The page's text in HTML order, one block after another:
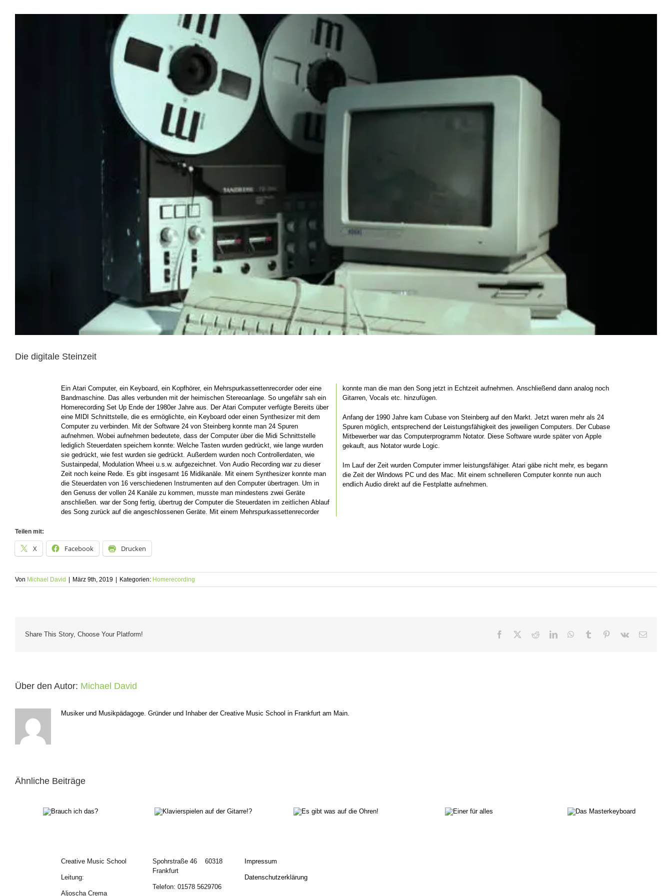
Die digitale Steinzeit
Ein Atari Computer, ein Keyboard, ein Kopfhörer, ein Mehrspurkassettenrecorder oder eine
Bandmaschine. Das alles verbunden mit der heimischen Stereoanlage. So ungefähr sah ein
Homerecording Set Up Ende der 1980er Jahre aus. Der Atari Computer verfügte Bereits über
eine MIDI Schnittstelle, die es ermöglichte, ein Keyboard oder einen Synthesizer mit dem
Computer zu verbinden. Mit der Software 24 von Steinberg konnte man 24 Spuren
aufnehmen. Wobei aufnehmen bedeutete, dass der Computer über die Midi Schnittstelle
lediglich Steuerdaten speichern konnte: Welche Tasten wurden gedrückt, wie lange wurden
sie gedrückt, wie fest wurden sie gedrückt. Außerdem wurden noch Controllerdaten, wie
Sustainpedal, Modulation Wheei u.s.w. aufgezeichnet. Von Audio Recording war zu dieser
Zeit noch keine Rede. Es gibt insgesamt 16 Midikanäle. Mit einem Synthesizer konnte man
die Steuerdaten von 16 verschiedenen Instrumenten auf den Computer übertragen. Um in
den Genuss der vollen 24 Kanäle zu kommen, musste man mindestens zwei Geräte
anschließen. war der Song fertig, übertrug der Computer die Steuerdaten im zeitlichen Ablauf
des Song zurück auf die angeschlossenen Geräte. Mit einem Mehrspurkassettenrecorder
konnte man die man den Song jetzt in Echtzeit aufnehmen. Anschließend dann analog noch
Gitarren, Vocals etc. hinzufügen.
Anfang der 1990 Jahre kam Cubase von Steinberg auf den Markt. Jetzt waren mehr als 24
Spuren möglich, entsprechend der Leistungsfähigkeit des jeweiligen Computers. Der Cubase
Mitbewerber war das Computerprogramm Notator. Diese Software wurde später von Apple
gekauft, aus Notator wurde Logic.
Im Lauf der Zeit wurden Computer immer leistungsfähiger. Atari gäbe nicht mehr, es begann
die Zeit der Windows PC und des Mac. Mit einem schnelleren Computer konnte nun auch
endlich Audio direkt auf die Festplatte aufnehmen.
Teilen mit:
X Facebook Drucken
Von Michael David | März 9th, 2019 | Kategorien: Homerecording
Share This Story, Choose Your Platform! Facebook RedditLinkedInWhatsApp
Tumblr Pinterest
Vk
E-
Über den Autor: Michael David
Musiker und Musikpädagoge. Gründer und Inhaber der Creative Music School in Frankfurt am Main.
Ähnliche Beiträge
Creative Music School
Leitung:
Aljoscha Crema
Spohrstraße 46 60318
Frankfurt
Telefon: 01578 5629706
Impressum
Datenschutzerklärung